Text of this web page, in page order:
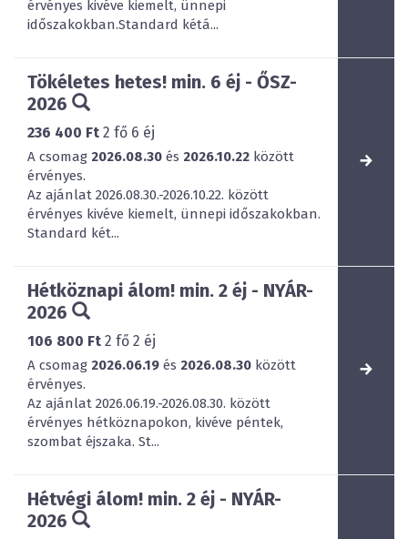
érvényes kivéve kiemelt, ünnepi
időszakokban.Standard kétá...
Tökéletes hetes! min. 6 éj - ŐSZ-
2026
236 400 Ft 2 fő 6 éj
A csomag 2026.08.30 és 2026.10.22 között
érvényes.
Az ajánlat 2026.08.30.-2026.10.22. között
érvényes kivéve kiemelt, ünnepi időszakokban.
Standard két...
Hétköznapi álom! min. 2 éj - NYÁR-
2026
106 800 Ft 2 fő 2 éj
A csomag 2026.06.19 és 2026.08.30 között
érvényes.
Az ajánlat 2026.06.19.-2026.08.30. között
érvényes hétköznapokon, kivéve péntek,
szombat éjszaka. St...
Hétvégi álom! min. 2 éj - NYÁR-
2026